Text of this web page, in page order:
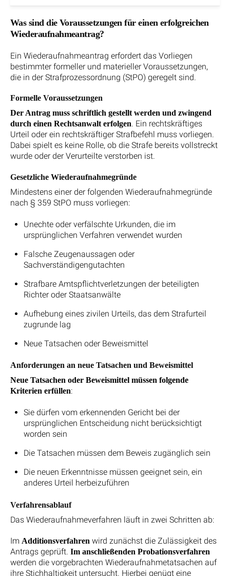
Was sind die Voraussetzungen für einen erfolgreichen
Wiederaufnahmeantrag?
Ein Wiederaufnahmeantrag erfordert das Vorliegen
bestimmter formeller und materieller Voraussetzungen,
die in der Strafprozessordnung (StPO) geregelt sind.
Formelle Voraussetzungen
Der Antrag muss schriftlich gestellt werden und zwingend
durch einen Rechtsanwalt erfolgen. Ein rechtskräftiges
Urteil oder ein rechtskräftiger Strafbefehl muss vorliegen.
Dabei spielt es keine Rolle, ob die Strafe bereits vollstreckt
wurde oder der Verurteilte verstorben ist.
Gesetzliche Wiederaufnahmegründe
Mindestens einer der folgenden Wiederaufnahmegründe
nach § 359 StPO muss vorliegen:
Unechte oder verfälschte Urkunden, die im
ursprünglichen Verfahren verwendet wurden
Falsche Zeugenaussagen oder
Sachverständigengutachten
Strafbare Amtspflichtverletzungen der beteiligten
Richter oder Staatsanwälte
Aufhebung eines zivilen Urteils, das dem Strafurteil
zugrunde lag
Neue Tatsachen oder Beweismittel
Anforderungen an neue Tatsachen und Beweismittel
Neue Tatsachen oder Beweismittel müssen folgende
Kriterien erfüllen:
Sie dürfen vom erkennenden Gericht bei der
ursprünglichen Entscheidung nicht berücksichtigt
worden sein
Die Tatsachen müssen dem Beweis zugänglich sein
Die neuen Erkenntnisse müssen geeignet sein, ein
anderes Urteil herbeizuführen
Verfahrensablauf
Das Wiederaufnahmeverfahren läuft in zwei Schritten ab:
Im Additionsverfahren wird zunächst die Zulässigkeit des
Antrags geprüft. Im anschließenden Probationsverfahren
werden die vorgebrachten Wiederaufnahmetatsachen auf
ihre Stichhaltigkeit untersucht. Hierbei genügt eine